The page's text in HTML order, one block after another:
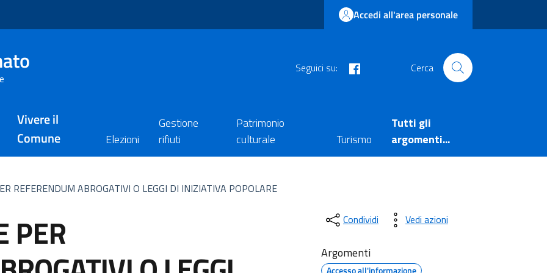
Accedi all'area personale
Seguici su: Cerca
Vivere il
Comune
Elezioni
Gestione
rifiuti
Patrimonio
culturale
Turismo
Tutti gli
argomenti...
REFERENDUM ABROGATIVI O LEGGI DI INIZIATIVA POPOLARE
PER
Condividi Vedi azioni
Argomenti
Accesso all'informazione